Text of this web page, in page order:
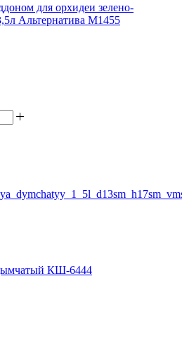
для орхидеи зелено-
Альтернатива М1455
КШ-6444